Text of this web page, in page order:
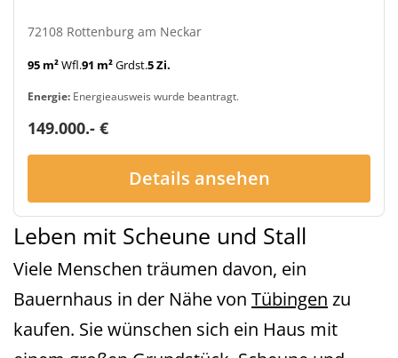
72108 Rottenburg am Neckar
95 m²Wfl.91 m²Grdst.5 Zi.
Energie: Energieausweis wurde beantragt.
149.000.- €
Details ansehen
Leben mit Scheune und Stall
Viele Menschen träumen davon, ein
Bauernhaus in der Nähe von Tübingen zu
kaufen. Sie wünschen sich ein Haus mit